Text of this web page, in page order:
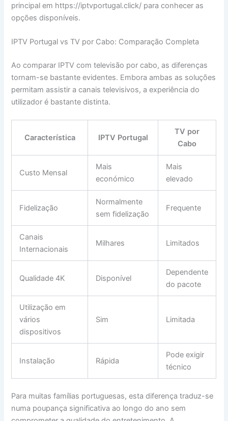
principal em https://iptvportugal.click/ para conhecer as
opções disponíveis.
IPTV Portugal vs TV por Cabo: Comparação Completa
Ao comparar IPTV com televisão por cabo, as diferenças
tornam-se bastante evidentes. Embora ambas as soluções
permitam assistir a canais televisivos, a experiência do
utilizador é bastante distinta.
Característica IPTV Portugal
TV por
Cabo
Custo Mensal
Mais
económico
Mais
elevado
Fidelização
Normalmente
sem fidelização
Frequente
Canais
Internacionais
Milhares Limitados
Qualidade 4K Disponível
Dependente
do pacote
Utilização em
vários
dispositivos
Sim Limitada
Instalação Rápida
Pode exigir
técnico
Para muitas famílias portuguesas, esta diferença traduz-se
numa poupança significativa ao longo do ano sem